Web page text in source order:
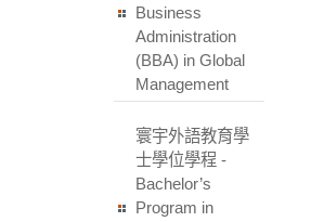
Business
Administration
(BBA) in Global
Management
寰宇外語教育學
士學位學程 -
Bachelor’s
Program in